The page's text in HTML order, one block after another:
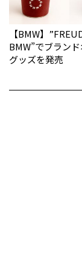
【BMW】
BMW”でブラン
グッズを発売